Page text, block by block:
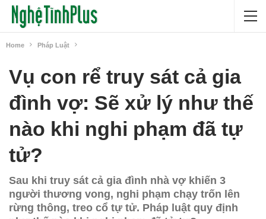
Home Pháp Luật
Vụ con rể truy sát cả gia
đình vợ: Sẽ xử lý như thế
nào khi nghi phạm đã tự
tử?
Sau khi truy sát cả gia đình nhà vợ khiến 3
người thương vong, nghi phạm chạy trốn lên
rừng thông, treo cổ tự tử. Pháp luật quy định